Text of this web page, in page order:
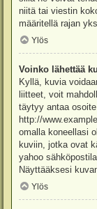
niitä tai viestin
määritellä rajan
Ylös
Voinko lähettää
Kyllä, kuvia
liitteet, voit
täytyy antaa
http://
omalla koneellasi
kuviin, jotka ovat
yahoo
Näyttääksesi
Ylös